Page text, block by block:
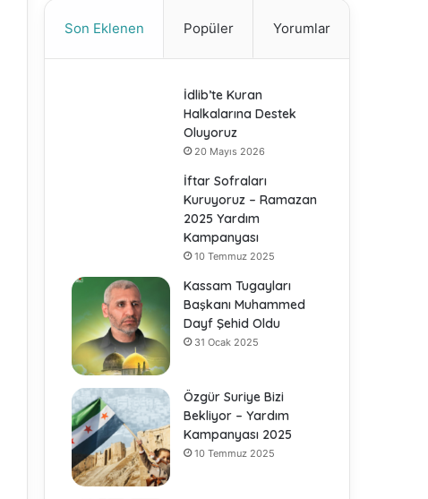
Son Eklenen Popüler Yorumlar
İdlib’te Kuran
Halkalarına Destek
Oluyoruz
20 Mayıs 2026
İftar Sofraları
Kuruyoruz – Ramazan
2025 Yardım
Kampanyası
10 Temmuz 2025
Kassam Tugayları
Başkanı Muhammed
Dayf Şehid Oldu
31 Ocak 2025
Özgür Suriye Bizi
Bekliyor – Yardım
Kampanyası 2025
10 Temmuz 2025